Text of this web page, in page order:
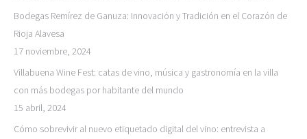
Bodegas Remírez de Ganuza: Innovación y Tradición en el Corazón de
Rioja Alavesa
17 noviembre, 2024
Villabuena Wine Fest: catas de vino, música y gastronomía en la villa
con más bodegas por habitante del mundo
15 abril, 2024
Cómo sobrevivir al nuevo etiquetado digital del vino: entrevista a